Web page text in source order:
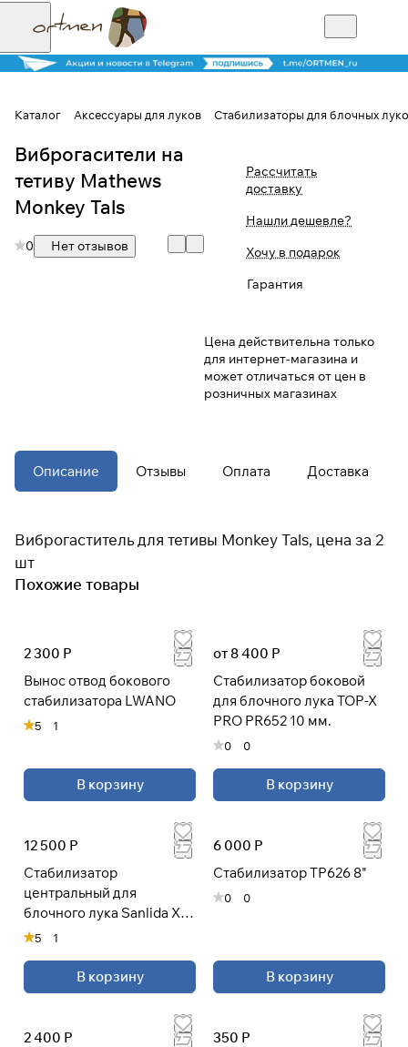
Каталог Аксессуары для луков Стабилизаторы для блочных
Виброгасители на
тетиву Mathews
Monkey Tals
0 Нет отзывов
Рассчитать
доставку
Нашли дешевле?
Хочу в подарок
Гарантия
Цена действительна только
для интернет-магазина и
может отличаться от цен в
розничных магазинах
Описание Отзывы Оплата Доставка
Виброгаститель для тетивы Monkey Tals, цена за 2
шт
Похожие товары
2 300 Р
Вынос отвод бокового
стабилизатора LWANO
5 1
В корзину
от 8 400 Р
Стабилизатор боковой
для блочного лука TOP-X
PRO PR652 10 мм.
0 0
В корзину
12 500 Р
Стабилизатор
центральный для
блочного лука Sanlida X10
14-33"
5 1
В корзину
6 000 Р
Стабилизатор TP626 8"
0 0
В корзину
2 400 Р
350 Р
Для клиентов всех банков
Разбейте
оплату на части
Добавляйте товары
При оформлении заказа
выберите метод оплатыПЛАЙТ
картой любого банка
Получайте товар
Оставшиеся75
списываться
с вашей карты
по 25%каждые 2 недели
скидки по купонам не
применяются.
Подробнее
об оплате Плайтом
plait.ru